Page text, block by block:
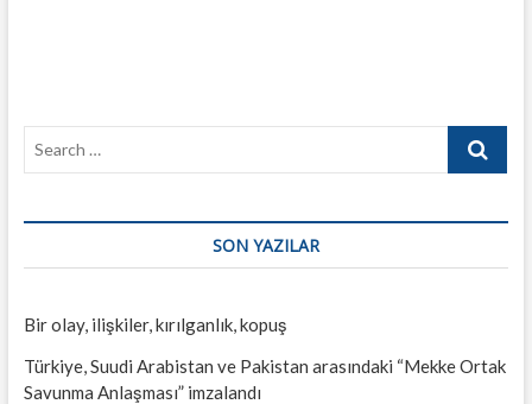
Search
SON YAZILAR
Bir olay, ilişkiler, kırılganlık, kopuş
Türkiye, Suudi Arabistan ve Pakistan arasındaki “Mekke Ortak
Savunma Anlaşması” imzalandı